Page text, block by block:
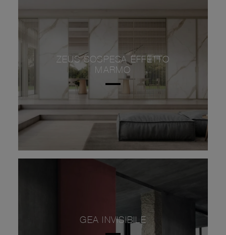
ZEUS SOSPESA EFFETTO
MARMO
GEA INVISIBILE